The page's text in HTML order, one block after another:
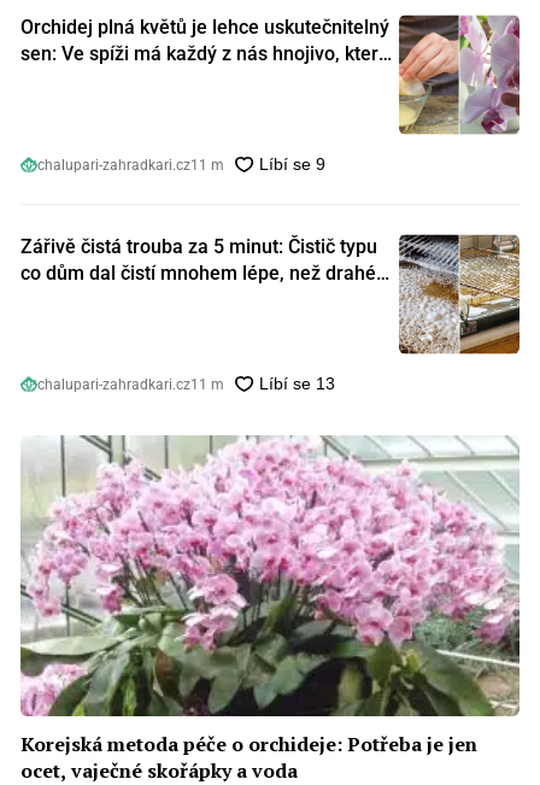
Orchidej plná květů je lehce uskutečnitelný
sen: Ve spíži má každý z nás hnojivo, které
chalupari-zahradkari.cz11 m
Zářivě čistá trouba za 5 minut: Čistič typu
co dům dal čistí mnohem lépe, než drahé
chalupari-zahradkari.cz11 m
Korejská metoda péče o orchideje: Potřeba je jen
ocet, vaječné skořápky a voda